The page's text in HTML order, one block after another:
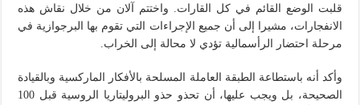
قلبت الوضع القائم في كل القارات. واختتم آلان من خلال نقاش هذه
الانفجارات، مشيرا إلى أن جميع الإجراءات التي تقوم بها البرجوازية في
مرحلة احتضار الرأسمالية تؤدي لا محالة إلى الخراب.
وأكد أنه باستطاعة الطبقة العاملة المسلحة بالأفكار الماركسية وبالقيادة
الصحيحة، بل ويجب عليها، أن تحذو حذو البروليتاريا الروسية قبل 100